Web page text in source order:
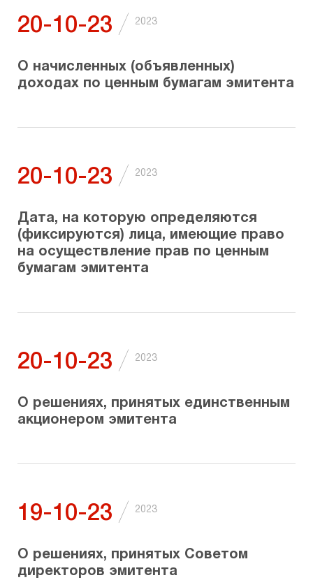
20-10-23 / 2023
О начисленных (объявленных)
доходах по ценным бумагам эмитента
20-10-23 / 2023
Дата, на которую определяются
(фиксируются) лица, имеющие право
на осуществление прав по ценным
бумагам эмитента
20-10-23 / 2023
О решениях, принятых единственным
акционером эмитента
19-10-23 / 2023
О решениях, принятых Советом
директоров эмитента
Предоставление копий документов